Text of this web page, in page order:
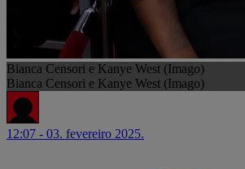
Bianca Censori e Kanye West (Imago)
Bianca Censori e Kanye West (Imago)
12:07 - 03. fevereiro 2025.